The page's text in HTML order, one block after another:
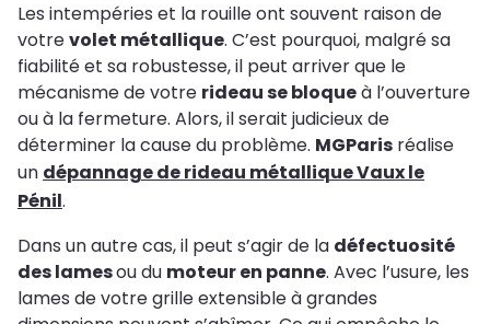
Les intempéries et la rouille ont souvent raison de
votrevolet métallique. C’est pourquoi, malgré sa
fiabilité et sa robustesse, il peut arriver que le
mécanisme de votre rideau se bloqueà l’ouverture
ou à la fermeture. Alors, il serait judicieux de
déterminer la cause du problème. MGParis réalise
un dépannage de rideau métallique Vaux le
Pénil.
Dans un autre cas, il peut s’agir de la défectuosité
des lamesou du moteur en panne. Avec l’usure, les
lames de votre grille extensible à grandes